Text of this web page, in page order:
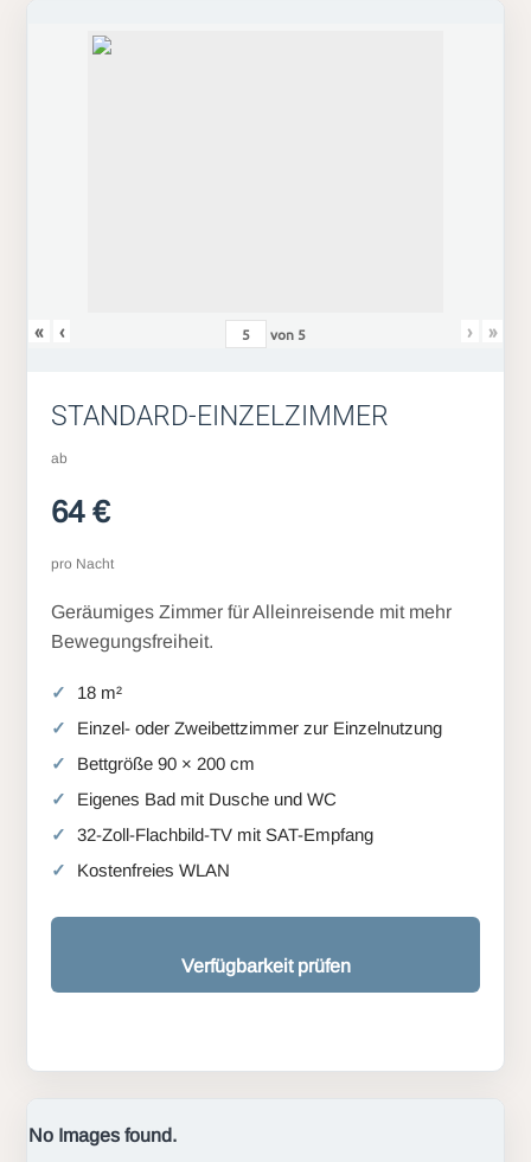
« ‹ von 5 › »
STANDARD-EINZELZIMMER
ab
64 €
pro Nacht
Geräumiges Zimmer für Alleinreisende mit mehr
Bewegungsfreiheit.
18 m²
Einzel- oder Zweibettzimmer zur Einzelnutzung
Bettgröße 90 × 200 cm
Eigenes Bad mit Dusche und WC
32-Zoll-Flachbild-TV mit SAT-Empfang
Kostenfreies WLAN
Verfügbarkeit prüfen
No Images found.